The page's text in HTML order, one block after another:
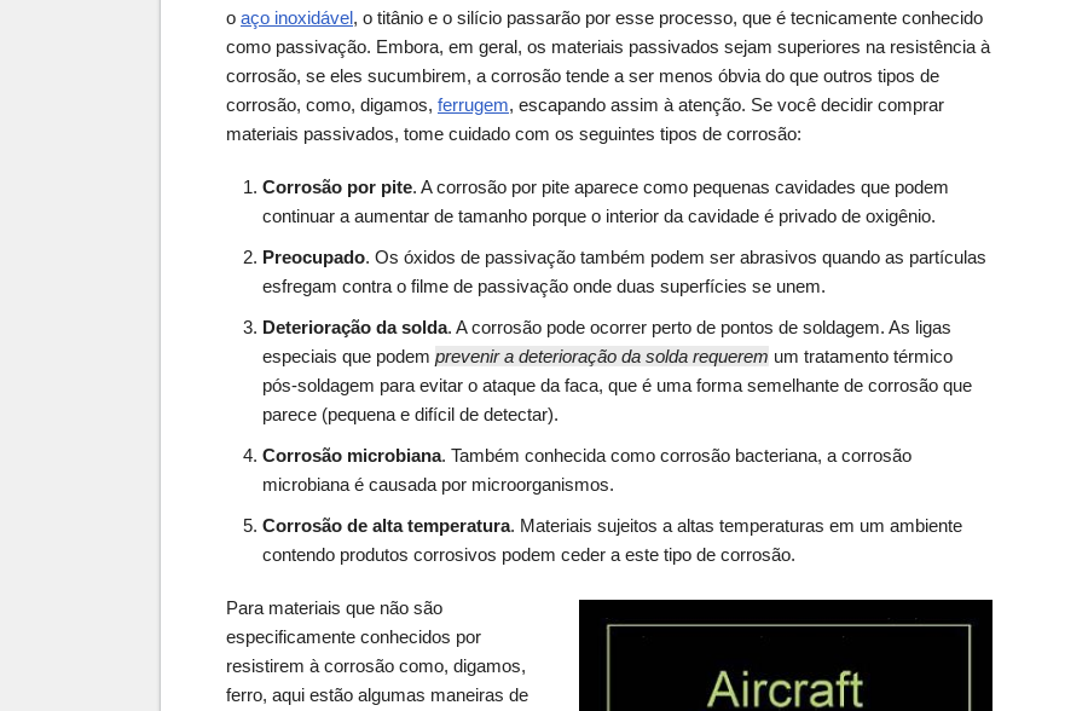
o aço inoxidável, o titânio e o silício passarão por esse processo, que é tecnicamente conhecido
como passivação. Embora, em geral, os materiais passivados sejam superiores na resistência à
corrosão, se eles sucumbirem, a corrosão tende a ser menos óbvia do que outros tipos de
corrosão, como, digamos, ferrugem, escapando assim à atenção. Se você decidir comprar
materiais passivados, tome cuidado com os seguintes tipos de corrosão:
Corrosão por pite. A corrosão por pite aparece como pequenas cavidades que podem
continuar a aumentar de tamanho porque o interior da cavidade é privado de oxigênio.
Preocupado. Os óxidos de passivação também podem ser abrasivos quando as partículas
esfregam contra o filme de passivação onde duas superfícies se unem.
Deterioração da solda. A corrosão pode ocorrer perto de pontos de soldagem. As ligas
especiais que podem prevenir a deterioração da solda requerem um tratamento térmico
pós-soldagem para evitar o ataque da faca, que é uma forma semelhante de corrosão que
parece (pequena e difícil de detectar).
Corrosão microbiana. Também conhecida como corrosão bacteriana, a corrosão
microbiana é causada por microorganismos.
Corrosão de alta temperatura. Materiais sujeitos a altas temperaturas em um ambiente
contendo produtos corrosivos podem ceder a este tipo de corrosão.
Para materiais que não são
especificamente conhecidos por
resistirem à corrosão como, digamos,
ferro, aqui estão algumas maneiras de